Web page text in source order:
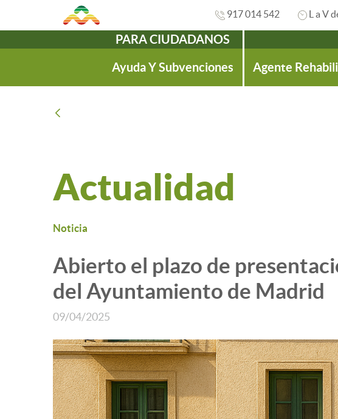
917 014 542 L a V
Navegación
PARA CIUDADANOS
Ayuda Y Subvenciones
Agente
Actualidad
Noticia
Abierto el plazo de
del Ayuntamiento de Madrid
09/04/2025